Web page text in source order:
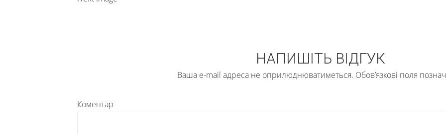
НАПИШІТЬ ВІДГУК
Ваша e-mail адреса не оприлюднюватиметься. Обов’язкові поля
Коментар